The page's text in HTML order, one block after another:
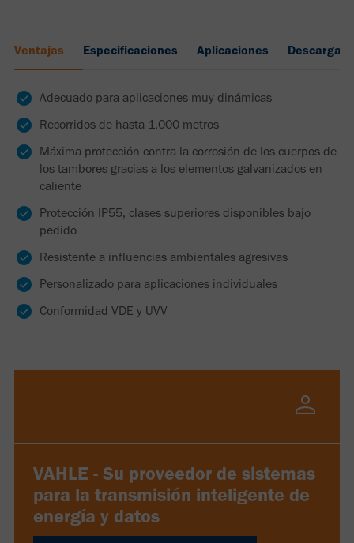
Ventajas Especificaciones Aplicaciones Descargas
Adecuado para aplicaciones muy dinámicas
Recorridos de hasta 1.000 metros
Máxima protección contra la corrosión de los cuerpos de
los tambores gracias a los elementos galvanizados en
caliente
Protección IP55, clases superiores disponibles bajo
pedido
Resistente a influencias ambientales agresivas
Personalizado para aplicaciones individuales
Conformidad VDE y UVV
VAHLE - Su proveedor de sistemas
para la transmisión inteligente de
energía y datos